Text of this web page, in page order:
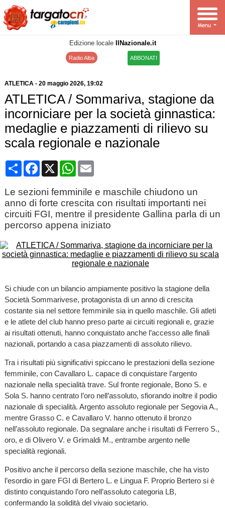
Edizione locale IlNazionale.it
Radio Alba ABBONATI
ATLETICA- 20 maggio 2026, 19:02
ATLETICA / Sommariva, stagione da
incorniciare per la società ginnastica:
medaglie e piazzamenti di rilievo su
scala regionale e nazionale
CondividiFacebook
X WhatsApp
Email
Le sezioni femminile e maschile chiudono un
anno di forte crescita con risultati importanti nei
circuiti FGI, mentre il presidente Gallina parla di un
percorso appena iniziato
Si chiude con un bilancio ampiamente positivo la stagione della
Società Sommarivese, protagonista di un anno di crescita
costante sia nel settore femminile sia in quello maschile. Gli atleti
e le atlete del club hanno preso parte ai circuiti regionali e, grazie
ai risultati ottenuti, hanno conquistato anche l’accesso alle finali
nazionali, portando a casa piazzamenti di assoluto rilievo.
Tra i risultati più significativi spiccano le prestazioni della sezione
femminile, con Cavallaro L. capace di conquistare l’argento
nazionale nella specialità trave. Sul fronte regionale, Bono S. e
Sola S. hanno centrato l’oro nell’assoluto, sfiorando inoltre il podio
nazionale di specialità. Argento assoluto regionale per Segovia A.,
mentre Grasso C. e Cavallaro V. hanno ottenuto il bronzo
nell’assoluto regionale. Da segnalare anche i risultati di Ferrero S.,
oro, e di Olivero V. e Grimaldi M., entrambe argento nelle
specialità regionali.
Positivo anche il percorso della sezione maschile, che ha visto
l’esordio in gare FGI di Bertero L. e Lingua F. Proprio Bertero si è
distinto conquistando l’oro nell’assoluto categoria LB,
confermando la solidità del vivaio societario.